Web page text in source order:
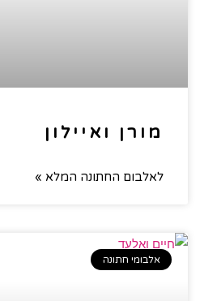
מורן ואיילון
לאלבום החתונה המלא »
אלבומי חתונה